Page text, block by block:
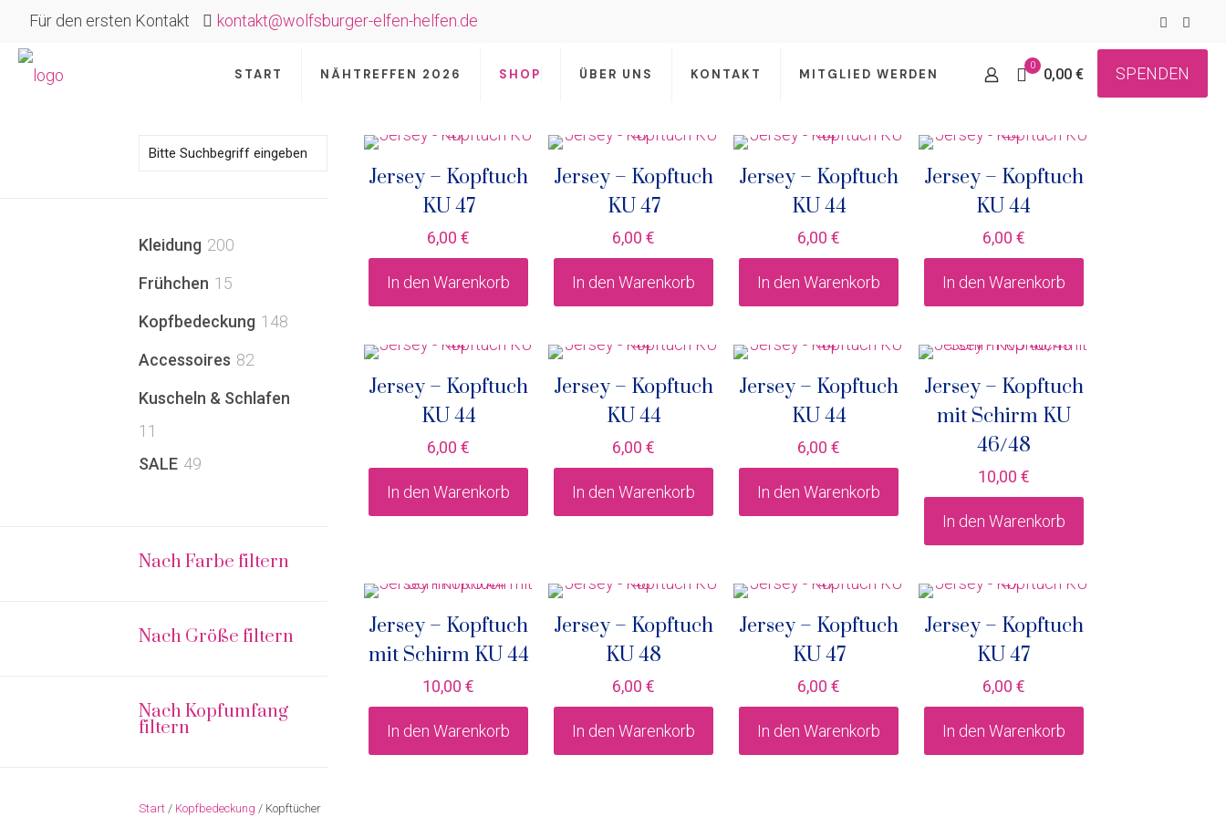
Für den ersten Kontakt kontakt@wolfsburger-elfen-helfen.de
START NÄHTREFFEN 2026 SHOP ÜBER UNS KONTAKT MITGLIED WERDEN
0
0,00 € SPENDEN
Jersey – Kopftuch
KU 47
6,00€
In den Warenkorb
Jersey – Kopftuch
KU 47
6,00€
In den Warenkorb
Jersey – Kopftuch
KU 44
6,00€
In den Warenkorb
Jersey – Kopftuch
KU 44
6,00 €
In den Warenkorb
Jersey – Kopftuch
KU 44
6,00€
In den Warenkorb
Jersey – Kopftuch
KU 44
6,00€
In den Warenkorb
Jersey – Kopftuch
KU 44
6,00€
In den Warenkorb
Jersey – Kopftuch
mit Schirm KU
46/48
10,00 €
In den Warenkorb
Jersey – Kopftuch
mit Schirm KU 44
10,00€
In den Warenkorb
Jersey – Kopftuch
KU 48
6,00€
In den Warenkorb
Jersey – Kopftuch
KU 47
6,00€
In den Warenkorb
Jersey – Kopftuch
KU 47
6,00 €
In den Warenkorb
Kleidung 200
Frühchen 15
Kopfbedeckung 148
Accessoires 82
Kuscheln & Schlafen
11
Produkte
SALE 49
Nach Farbe filtern
Nach Größe filtern
Nach Kopfumfang
filtern
Start / Kopfbedeckung / Kopftücher